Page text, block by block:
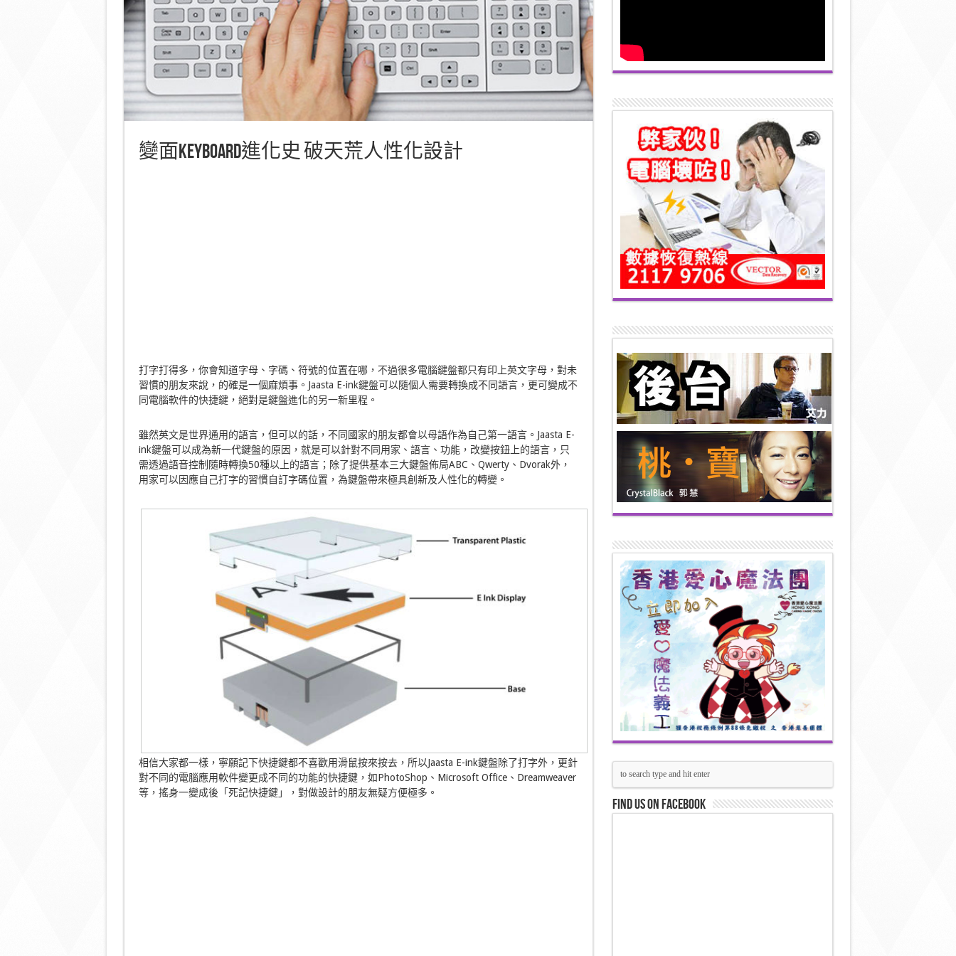
變面Keyboard進化史 破天荒人性化設計
打字打得多，你會知道字母、字碼、符號的位置在哪，不過很多電腦鍵盤都只有印上英文字母，對未
習慣的朋友來說，的確是一個麻煩事。Jaasta E-ink鍵盤可以隨個人需要轉換成不同語言，更可變成不
同電腦軟件的快捷鍵，絕對是鍵盤進化的另一新里程。
雖然英文是世界通用的語言，但可以的話，不同國家的朋友都會以母語作為自己第一語言。Jaasta E-
ink鍵盤可以成為新一代鍵盤的原因，就是可以針對不同用家、語言、功能，改變按鈕上的語言，只
需透過語音控制隨時轉換50種以上的語言；除了提供基本三大鍵盤佈局ABC、Qwerty、Dvorak外，
用家可以因應自己打字的習慣自訂字碼位置，為鍵盤帶來極具創新及人性化的轉變。
相信大家都一樣，寧願記下快捷鍵都不喜歡用滑鼠按來按去，所以Jaasta E-ink鍵盤除了打字外，更針
對不同的電腦應用軟件變更成不同的功能的快捷鍵，如PhotoShop、Microsoft Office、Dreamweaver
等，搖身一變成後「死記快捷鍵」，對做設計的朋友無疑方便極多。
Find us on Facebook